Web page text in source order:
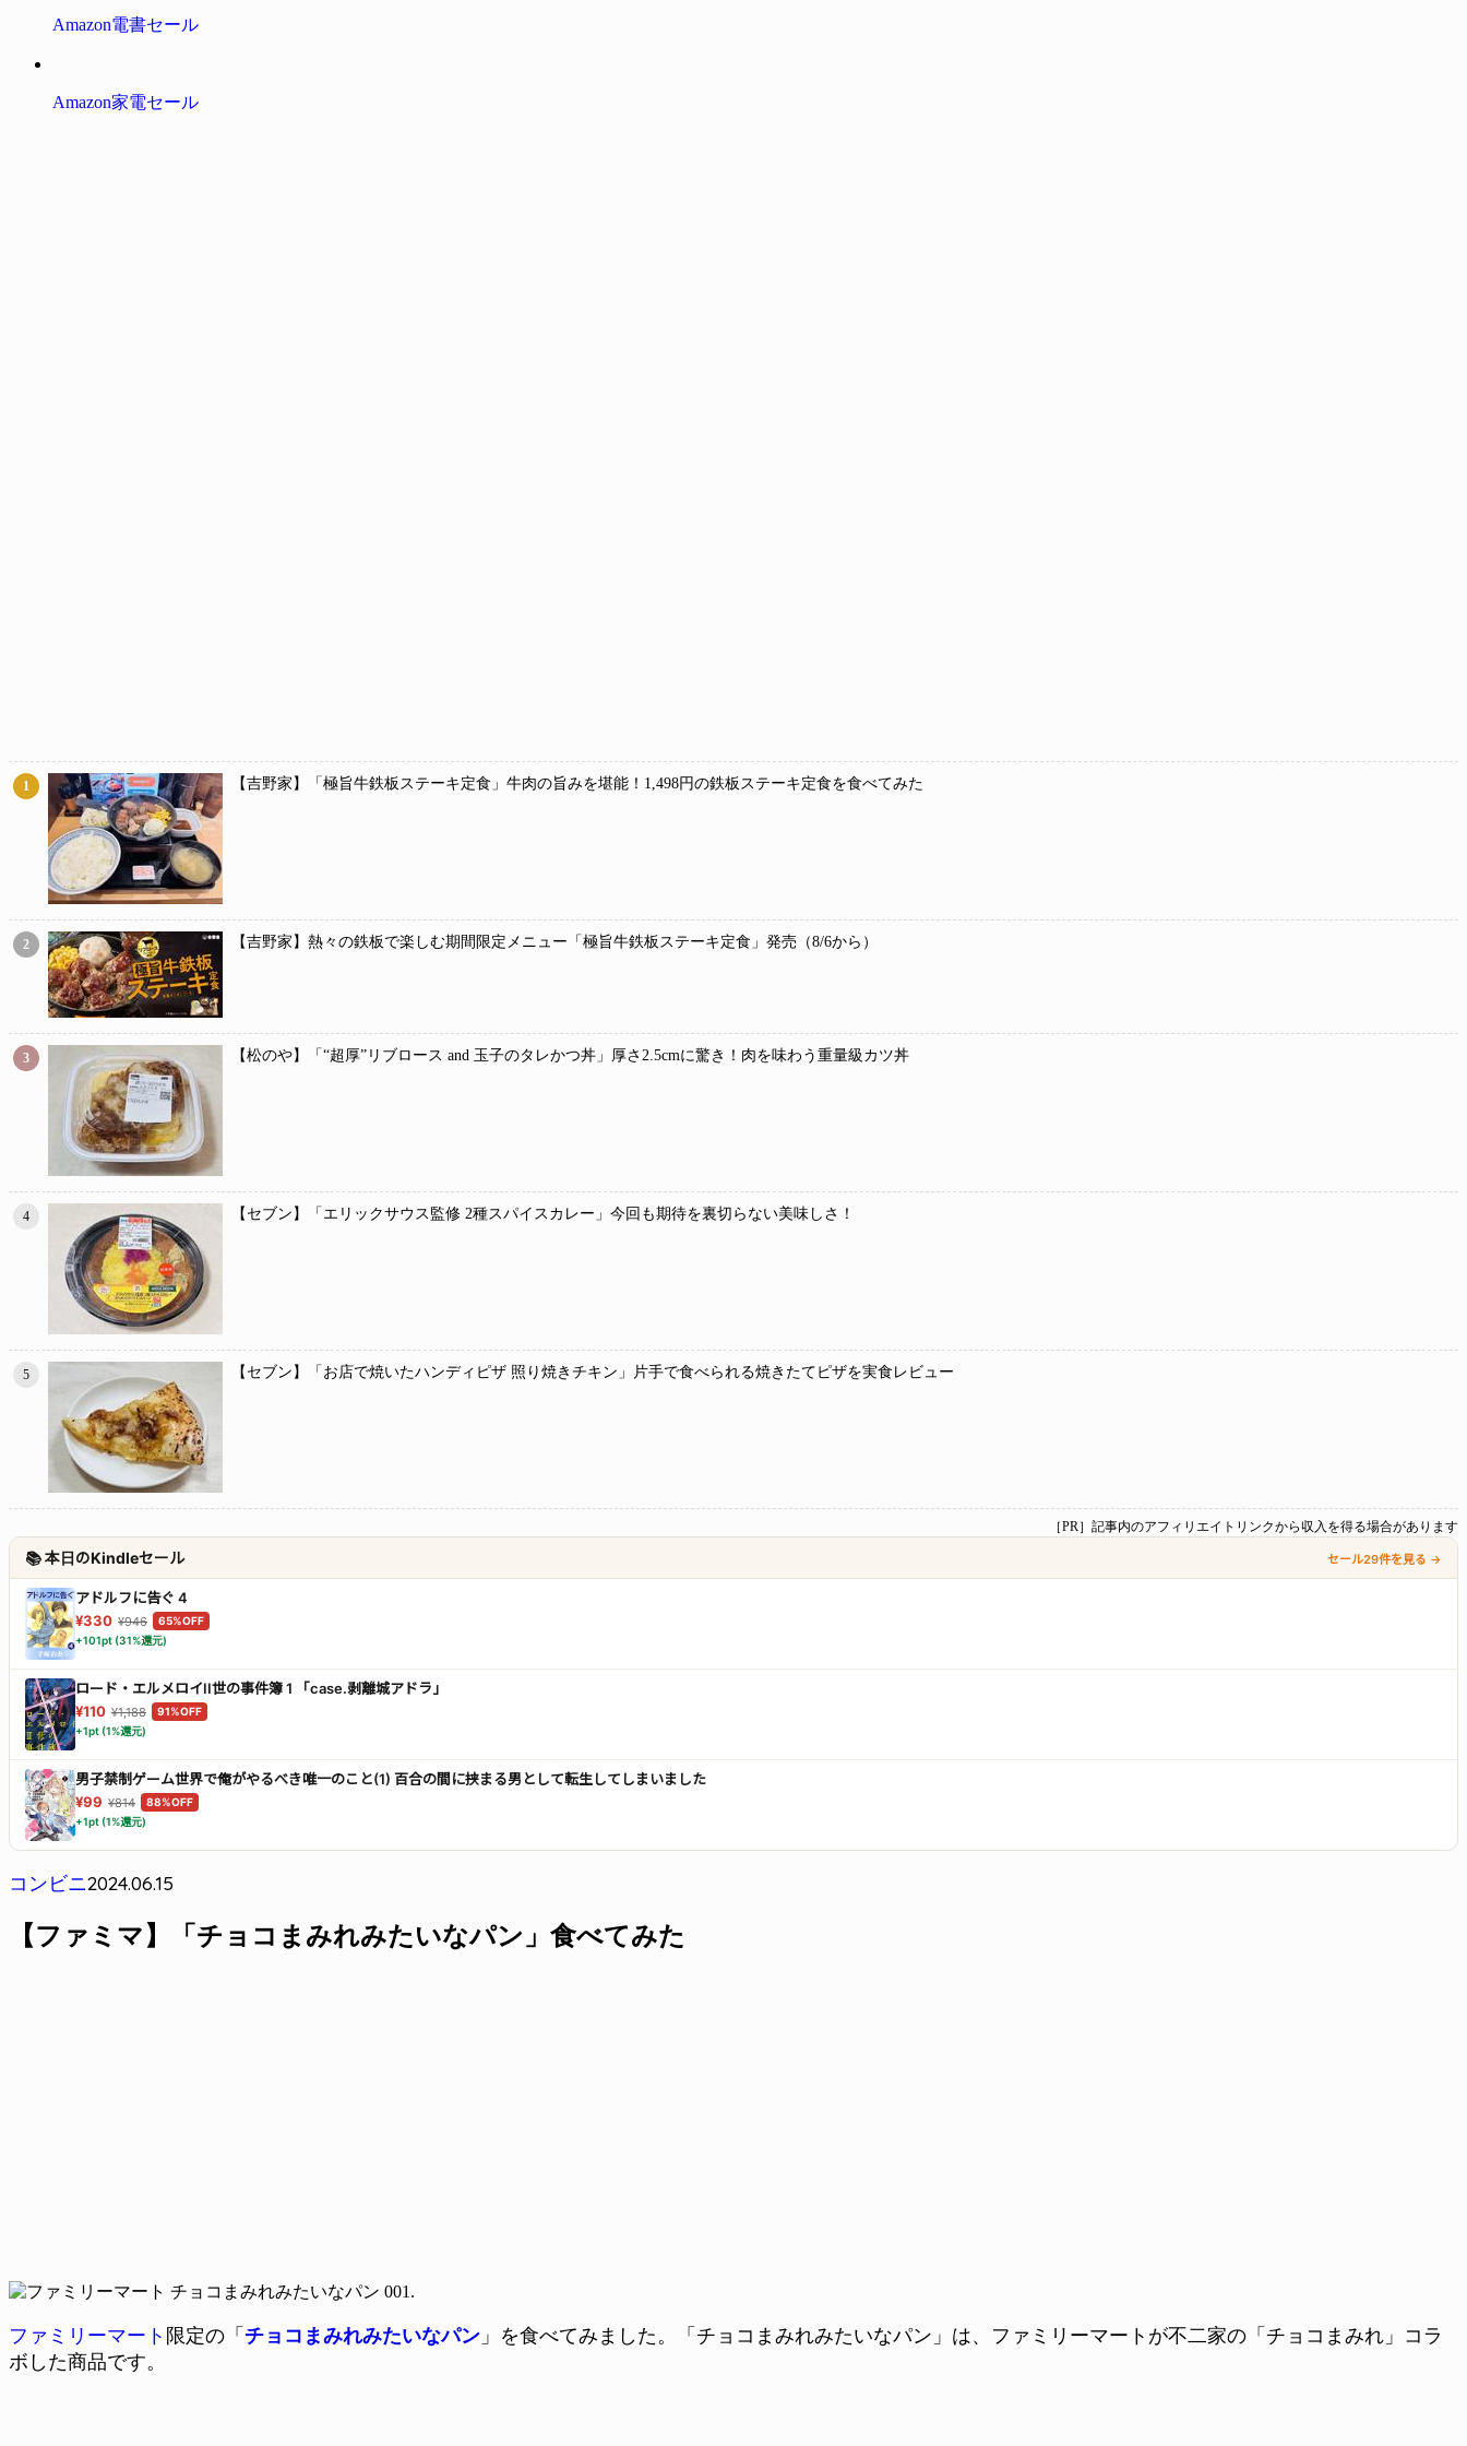
Amazon電書セール
Amazon家電セール
1 【吉野家】「極旨牛鉄板ステーキ定食」牛肉の旨みを堪能！1,498円の鉄板ステーキ定食を食べてみた
2 【吉野家】熱々の鉄板で楽しむ期間限定メニュー「極旨牛鉄板ステーキ定食」発売（8/6から）
3 【松のや】「“超厚”リブロース and 玉子のタレかつ丼」厚さ2.5cmに驚き！肉を味わう重量級カツ丼
4 【セブン】「エリックサウス監修 2種スパイスカレー」今回も期待を裏切らない美味しさ！
5 【セブン】「お店で焼いたハンディピザ 照り焼きチキン」片手で食べられる焼きたてピザを実食レビュー
［PR］記事内のアフィリエイトリンクから収入を得る場合があります
📚 本日のKindleセール セール29件を見る →
アドルフに告ぐ 4
¥330 ¥946
65%OFF
+101pt (31%還元)
ロード・エルメロイII世の事件簿 1 「case.剥離城アドラ」
¥110 ¥1,188
91%OFF
+1pt (1%還元)
男子禁制ゲーム世界で俺がやるべき唯一のこと(1) 百合の間に挟まる男として転生してしまいました
¥99 ¥814
88%OFF
+1pt (1%還元)
コンビニ2024.06.15
【ファミマ】「チョコまみれみたいなパン」食べてみた
ファミリーマート 限定の「 チョコまみれみたいなパン 」を食べてみました。「チョコまみれみたいなパン」は、ファミリーマートが不二家の「チョコまみれ」コラ
ボした商品です。